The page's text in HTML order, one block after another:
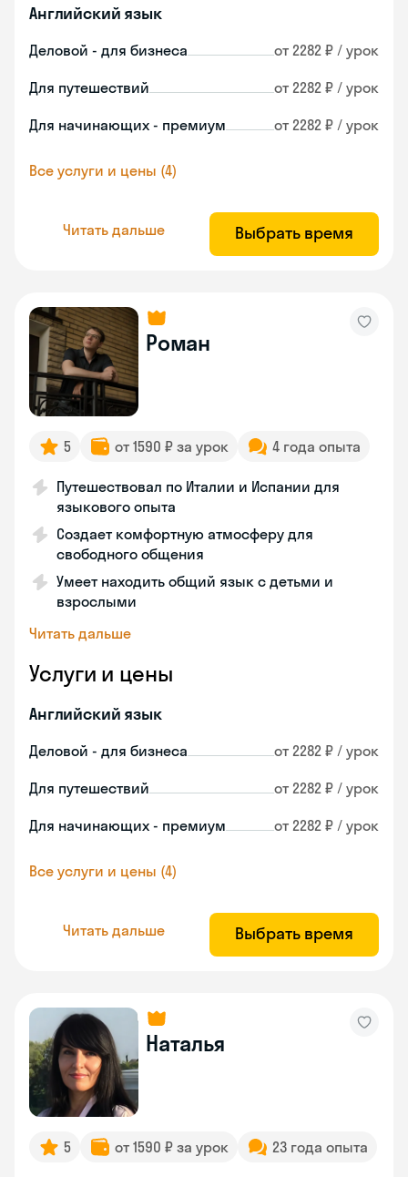
Английский язык
Деловой - для бизнеса от 2282 ₽ / урок
Для путешествий от 2282 ₽ / урок
Для начинающих - премиум от 2282 ₽ / урок
Все услуги и цены (4)
Читать дальше Выбрать время
Роман
5 от 1590 ₽ за урок 4 года опыта
Путешествовал по Италии и Испании для
языкового опыта
Создает комфортную атмосферу для
свободного общения
Умеет находить общий язык с детьми и
взрослыми
Читать дальше
Услуги и цены
Английский язык
Деловой - для бизнеса от 2282 ₽ / урок
Для путешествий от 2282 ₽ / урок
Для начинающих - премиум от 2282 ₽ / урок
Все услуги и цены (4)
Читать дальше Выбрать время
Наталья
5 от 1590 ₽ за урок 23 года опыта